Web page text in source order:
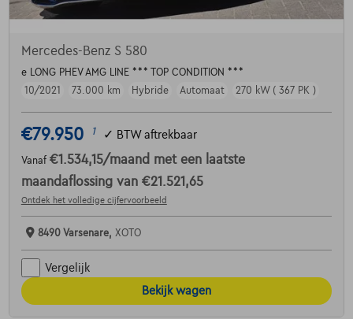
Mercedes-Benz S 580
e LONG PHEV AMG LINE *** TOP CONDITION ***
10/2021
73.000 km Hybride Automaat 270 kW ( 367 PK )
€79.950 1 ✓ BTW aftrekbaar
Vanaf €1.534,15/maand met een laatste
maandaflossing van €21.521,65
Ontdek het volledige cijfervoorbeeld
8490 Varsenare, XOTO
Vergelijk
Bekijk wagen